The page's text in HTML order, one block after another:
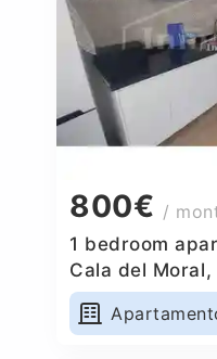
800€ /
1 bedroom
Cala del Moral,